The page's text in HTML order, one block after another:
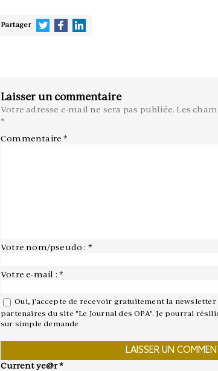
Partager
Laisser un commentaire
Votre adresse e-mail ne sera pas publiée. Les
*
Commentaire*
Votre nom/pseudo : *
Votre e-mail : *
Oui, j'accepte de recevoir gratuitement la
partenaires du site "Le Journal des OPA". Je pourrai
sur simple demande.
Current ye@r*